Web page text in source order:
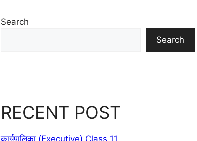
Search
Search
RECENT POST
कार्यपालिका (Executive) Class 11